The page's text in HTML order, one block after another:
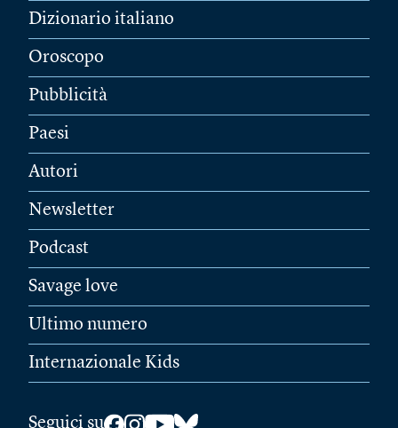
Dizionario italiano
Oroscopo
Pubblicità
Paesi
Autori
Newsletter
Podcast
Savage love
Ultimo numero
Internazionale Kids
Seguici su